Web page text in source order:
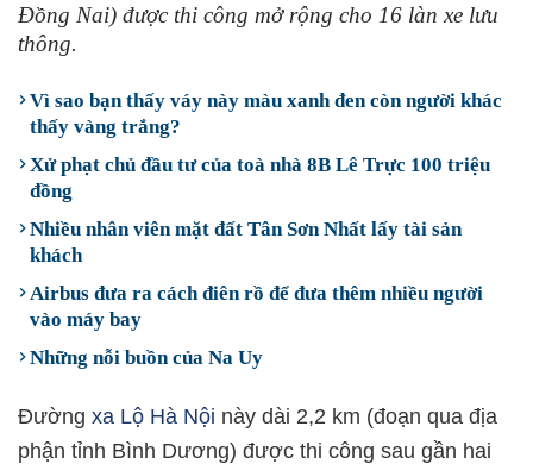
Đồng Nai) được thi công mở rộng cho 16 làn xe lưu
thông.
Vì sao bạn thấy váy này màu xanh đen còn người khác
thấy vàng trắng?
Xử phạt chủ đầu tư của toà nhà 8B Lê Trực 100 triệu
đồng
Nhiều nhân viên mặt đất Tân Sơn Nhất lấy tài sản
khách
Airbus đưa ra cách điên rồ để đưa thêm nhiều người
vào máy bay
Những nỗi buồn của Na Uy
Đường xa Lộ Hà Nội này dài 2,2 km (đoạn qua địa
phận tỉnh Bình Dương) được thi công sau gần hai